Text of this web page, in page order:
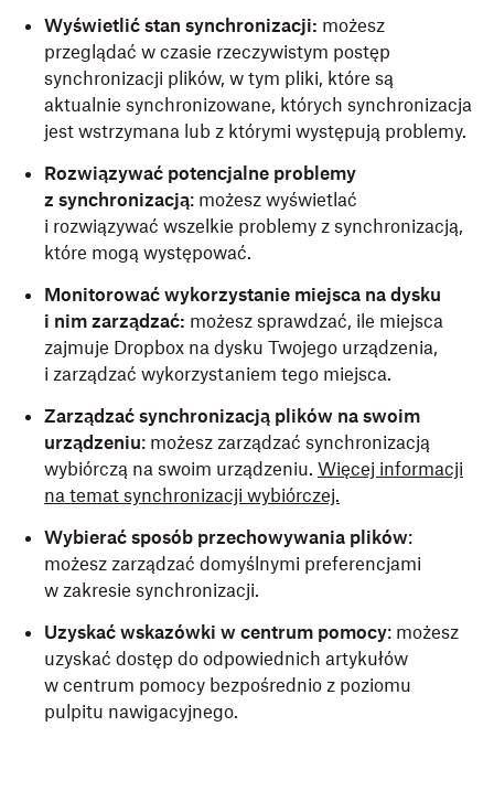
Wyświetlić stan synchronizacji: możesz
przeglądać w czasie rzeczywistym postęp
synchronizacji plików, w tym pliki, które są
aktualnie synchronizowane, których synchronizacja
jest wstrzymana lub z którymi występują problemy.
Rozwiązywać potencjalne problemy
z synchronizacją: możesz wyświetlać
i rozwiązywać wszelkie problemy z synchronizacją,
które mogą występować.
Monitorować wykorzystanie miejsca na dysku
i nim zarządzać: możesz sprawdzać, ile miejsca
zajmuje Dropbox na dysku Twojego urządzenia,
i zarządzać wykorzystaniem tego miejsca.
Zarządzać synchronizacją plików na swoim
urządzeniu: możesz zarządzać synchronizacją
wybiórczą na swoim urządzeniu. Więcej informacji
na temat synchronizacji wybiórczej.
Wybierać sposób przechowywania plików:
możesz zarządzać domyślnymi preferencjami
w zakresie synchronizacji.
Uzyskać wskazówki w centrum pomocy: możesz
uzyskać dostęp do odpowiednich artykułów
w centrum pomocy bezpośrednio z poziomu
pulpitu nawigacyjnego.